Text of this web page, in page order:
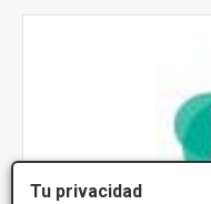
Tu privacidad